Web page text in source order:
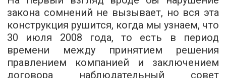
закона сомнений не вызывает, но вся эта
конструкция рушится, когда мы узнаем, что
30 июля 2008 года, то есть в период
времени между принятием решения
правлением компанией и заключением
договора наблюдательный совет